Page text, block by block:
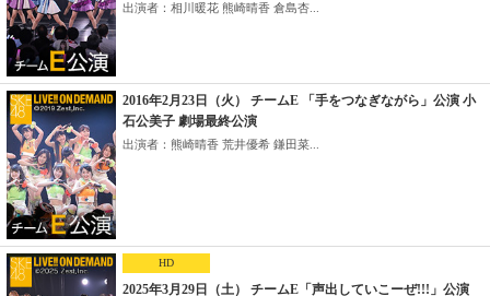
出演者：相川暖花 熊崎晴香 倉島杏...
2016年2月23日（火） チームE 「手をつなぎながら」公演 小
石公美子 劇場最終公演
出演者：熊崎晴香 荒井優希 鎌田菜...
HD
2025年3月29日（土） チームE「声出していこーぜ!!!」公演